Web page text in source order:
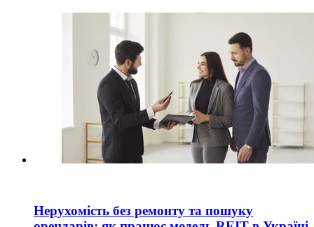
Нерухомість без ремонту та пошуку